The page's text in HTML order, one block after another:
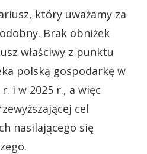
który uważamy za
Brak obniżek
właściwy z punktu
polską gospodarkę w
i w 2025 r., a więc
cel
nasilającego się